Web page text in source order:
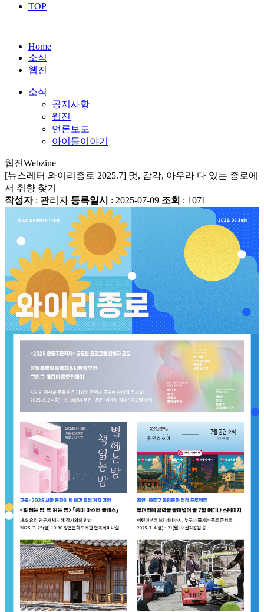
TOP
Home
소식
웹진
소식
공지사항
웹진
언론보도
아이들이야기
웹진Webzine
[뉴스레터 와이리종로 2025.7] 멋, 감각, 아우라 다 있는 종로에
서 취향 찾기
작성자: 관리자 등록일시 : 2025-07-09 조회 : 1071